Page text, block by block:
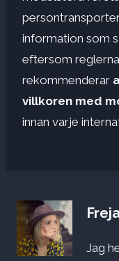
information som
eftersom
rekommenderar
villkoren med
innan varje
Jag